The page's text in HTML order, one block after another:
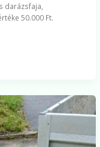
darázsfaja,
50.000 Ft.